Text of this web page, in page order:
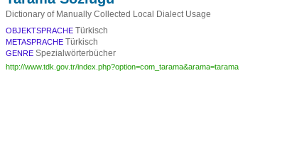
Dictionary of Manually Collected Local Dialect Usage
OBJEKTSPRACHE Türkisch
METASPRACHE Türkisch
GENRE Spezialwörterbücher
http://www.tdk.gov.tr/index.php?option=com_tarama&arama=tarama